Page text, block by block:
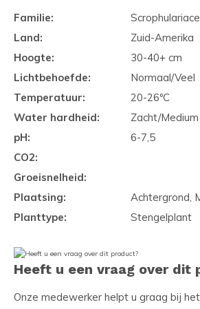
Familie:
Land:
Zuid-Amerika
Hoogte:
30-40+ cm
Lichtbehoefde:
Normaal/Veel
Temperatuur:
20-26ºC
Water hardheid:
Zacht/Medium
pH:
6-7,5
CO2:
Groeisnelheid:
Plaatsing:
Achtergrond,
Planttype:
Stengelplant
Heeft u een vraag over dit
Onze medewerker helpt u graag bij